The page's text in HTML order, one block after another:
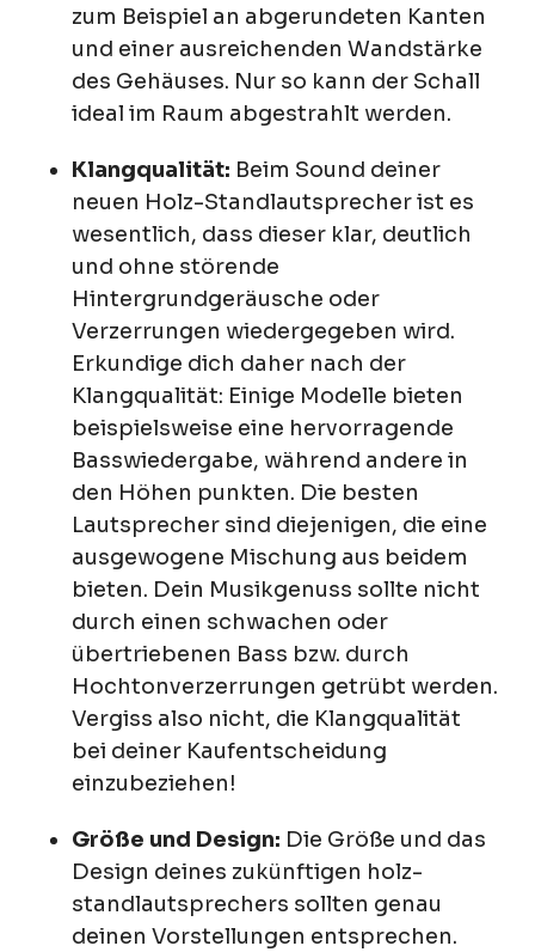
zum Beispiel an abgerundeten Kanten
und einer ausreichenden Wandstärke
des Gehäuses. Nur so kann der Schall
ideal im Raum abgestrahlt werden.
Klangqualität: Beim Sound deiner
neuen Holz-Standlautsprecher ist es
wesentlich, dass dieser klar, deutlich
und ohne störende
Hintergrundgeräusche oder
Verzerrungen wiedergegeben wird.
Erkundige dich daher nach der
Klangqualität: Einige Modelle bieten
beispielsweise eine hervorragende
Basswiedergabe, während andere in
den Höhen punkten. Die besten
Lautsprecher sind diejenigen, die eine
ausgewogene Mischung aus beidem
bieten. Dein Musikgenuss sollte nicht
durch einen schwachen oder
übertriebenen Bass bzw. durch
Hochtonverzerrungen getrübt werden.
Vergiss also nicht, die Klangqualität
bei deiner Kaufentscheidung
einzubeziehen!
Größe und Design: Die Größe und das
Design deines zukünftigen holz-
standlautsprechers sollten genau
deinen Vorstellungen entsprechen.